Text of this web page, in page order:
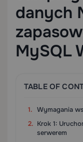
danych
MySQL
TABLE OF
Wymagania
Krok 1:
serwerem